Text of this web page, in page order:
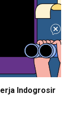
Indogrosir